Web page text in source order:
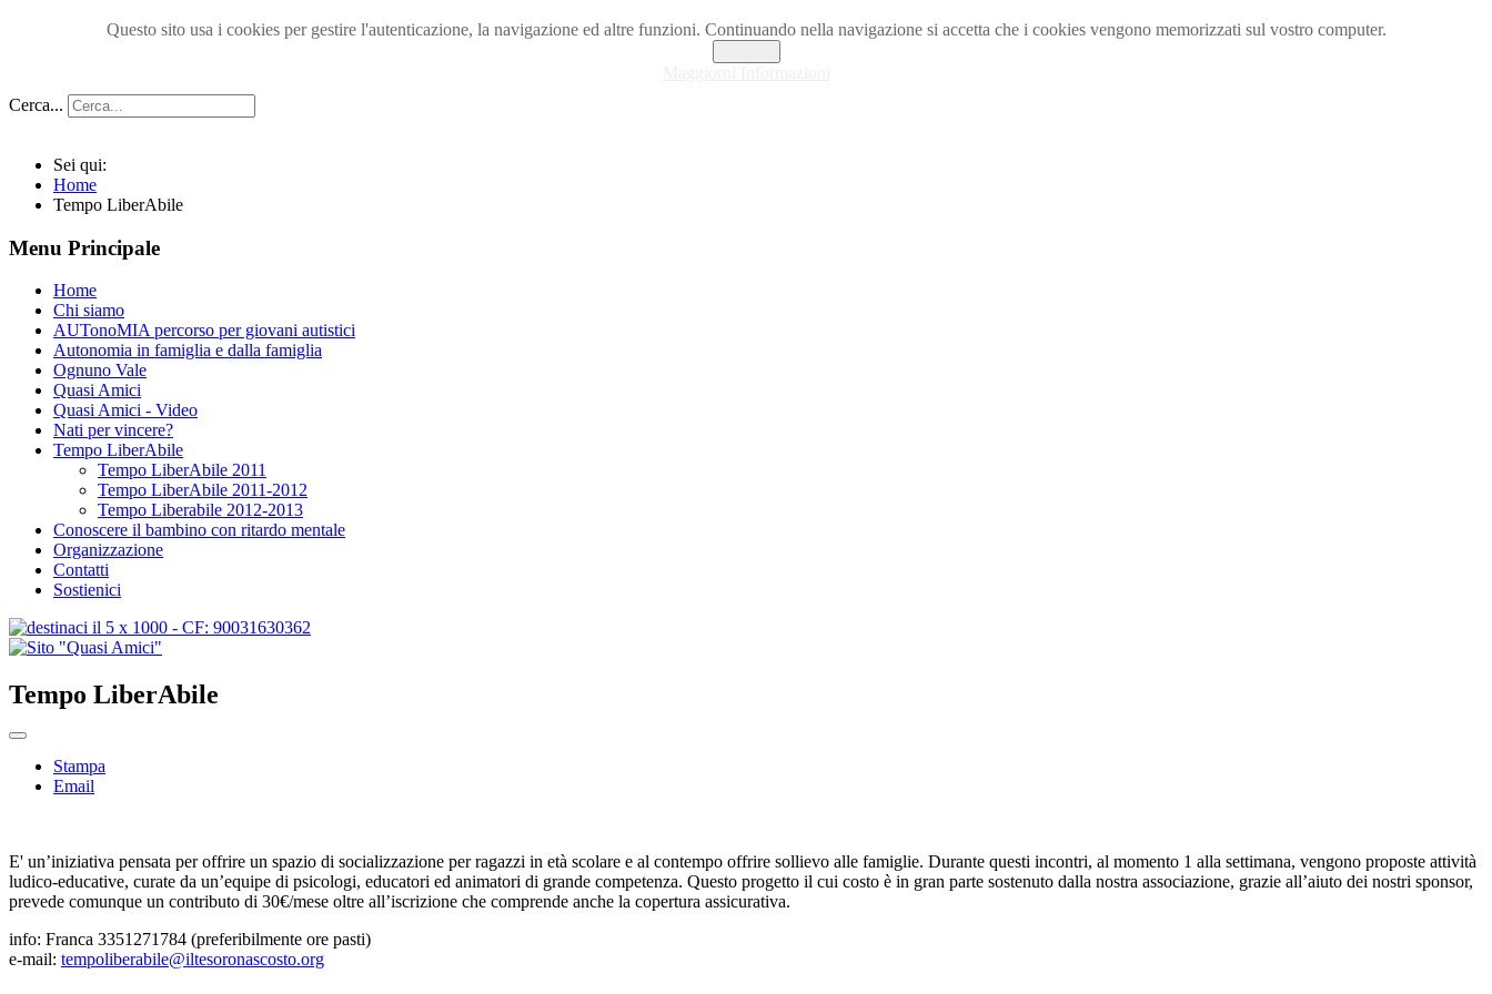
Questo sito usa i cookies per gestire l'autenticazione, la navigazione ed altre funzioni. Continuando nella navigazione si accetta che i cookies vengono memorizzati sul vostro computer.
Cerca...
Sei qui:
Home
Tempo LiberAbile
Menu Principale
Home
Chi siamo
AUTonoMIA percorso per giovani autistici
Autonomia in famiglia e dalla famiglia
Ognuno Vale
Quasi Amici
Quasi Amici - Video
Nati per vincere?
Tempo LiberAbile
Tempo LiberAbile 2011
Tempo LiberAbile 2011-2012
Tempo Liberabile 2012-2013
Conoscere il bambino con ritardo mentale
Organizzazione
Contatti
Sostienici
Tempo LiberAbile
Stampa
Email
E' un’iniziativa pensata per offrire un spazio di socializzazione per ragazzi in età scolare e al contempo offrire sollievo alle famiglie. Durante questi incontri, al momento 1 alla settimana, vengono proposte attività
ludico-educative, curate da un’equipe di psicologi, educatori ed animatori di grande competenza. Questo progetto il cui costo è in gran parte sostenuto dalla nostra associazione, grazie all’aiuto dei nostri sponsor,
prevede comunque un contributo di 30€/mese oltre all’iscrizione che comprende anche la copertura assicurativa.
info: Franca 3351271784 (preferibilmente ore pasti)
e-mail: tempoliberabile@iltesoronascosto.org